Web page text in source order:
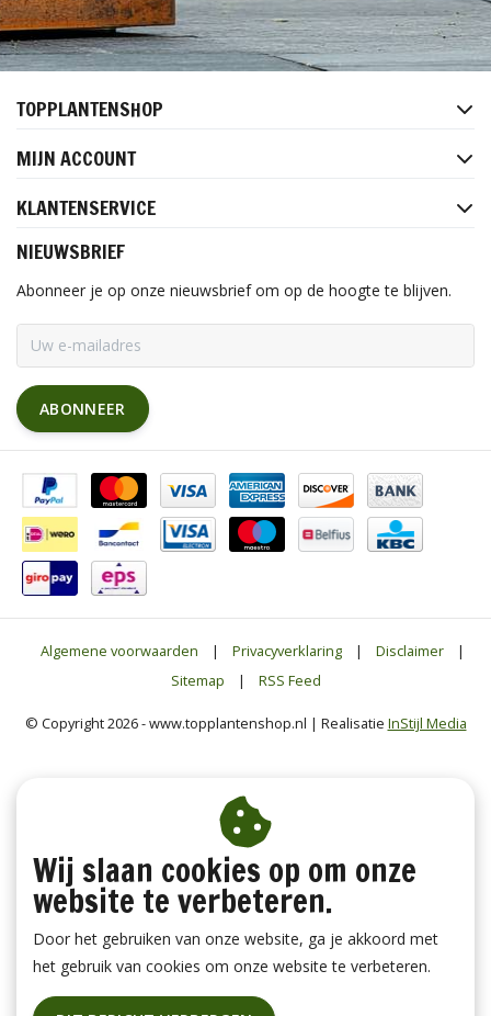
TOPPLANTENSHOP
MIJN ACCOUNT
KLANTENSERVICE
NIEUWSBRIEF
Abonneer je op onze nieuwsbrief om op de hoogte te blijven.
ABONNEER
Algemene voorwaarden | Privacyverklaring | Disclaimer
|
Sitemap
| RSS Feed
© Copyright 2026 - www.topplantenshop.nl | Realisatie InStijl Media
Wij slaan cookies op om onze
website te verbeteren.
Door het gebruiken van onze website, ga je akkoord met
het gebruik van cookies om onze website te verbeteren.